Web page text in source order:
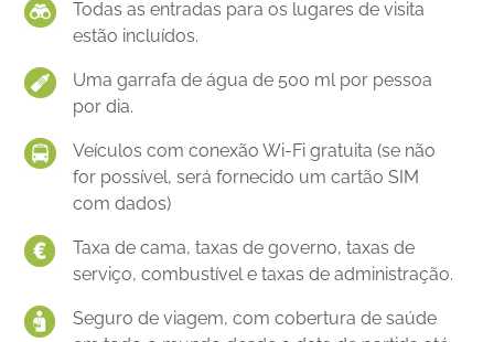
Todas as entradas para os lugares de visita
estão incluídos.
Uma garrafa de água de 500 ml por pessoa
por dia.
Veículos com conexão Wi-Fi gratuita (se não
for possível, será fornecido um cartão SIM
com dados)
Taxa de cama, taxas de governo, taxas de
serviço, combustível e taxas de administração.
Seguro de viagem, com cobertura de saúde